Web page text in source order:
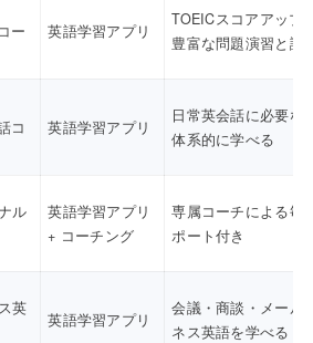
ー
英語学習アプリ
TOEICスコアアップ
豊富な問題演習と講
コ
英語学習アプリ
日常英会話に必要な
体系的に学べる
ル
英語学習アプリ
+ コーチング
専属コーチによる毎
ポート付き
英
英語学習アプリ
会議・商談・メール
ネス英語を学べる